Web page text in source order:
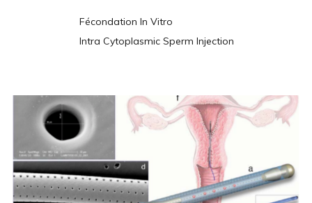
Fécondation In Vitro
Intra Cytoplasmic Sperm Injection